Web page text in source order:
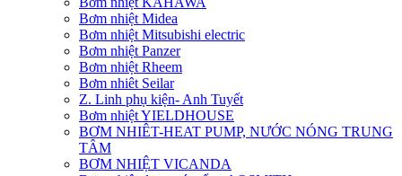
Bơm nhiệt Midea
Bơm nhiệt Mitsubishi electric
Bơm nhiệt Panzer
Bơm nhiệt Rheem
Bơm nhiêt Seilar
Z. Linh phụ kiện- Anh Tuyết
Bơm nhiệt YIELDHOUSE
BƠM NHIÊT-HEAT PUMP, NƯỚC NÓNG TRUNG
TÂM
BƠM NHIỆT VICANDA